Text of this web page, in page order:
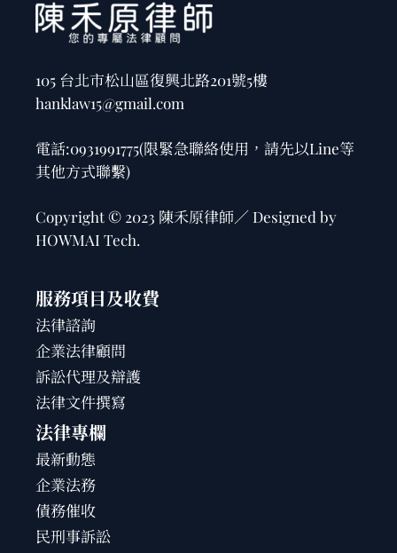
105 台北市松山區復興北路201號5樓
hanklaw15@gmail.com
電話:0931991775(限緊急聯絡使用，請先以Line等
其他方式聯繫)
Copyright © 2023 陳禾原律師／ Designed by
HOWMAI Tech.
服務項目及收費
法律諮詢
企業法律顧問
訴訟代理及辯護
法律文件撰寫
法律專欄
最新動態
企業法務
債務催收
民刑事訴訟